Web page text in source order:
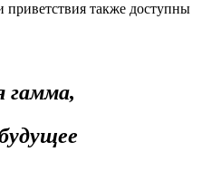
также доступны
гамма,